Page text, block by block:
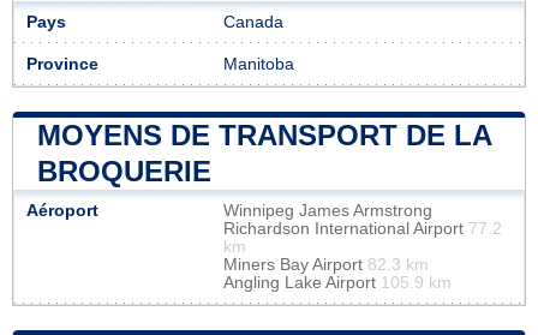
Pays Canada
Province Manitoba
MOYENS DE TRANSPORT DE LA
BROQUERIE
Aéroport
Winnipeg James Armstrong
Richardson International Airport 77.2
km
Miners Bay Airport 82.3 km
Angling Lake Airport 105.9 km